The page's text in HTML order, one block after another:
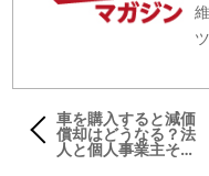
車を購入すると減価
償却はどうなる？法
人と個人事業主それ